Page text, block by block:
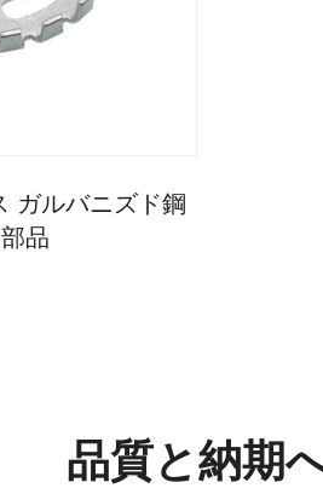
ガルバニズド鋼
品
品質と納期